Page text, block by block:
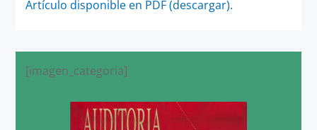
Artículo disponible en PDF (descargar).
[imagen_categoria]